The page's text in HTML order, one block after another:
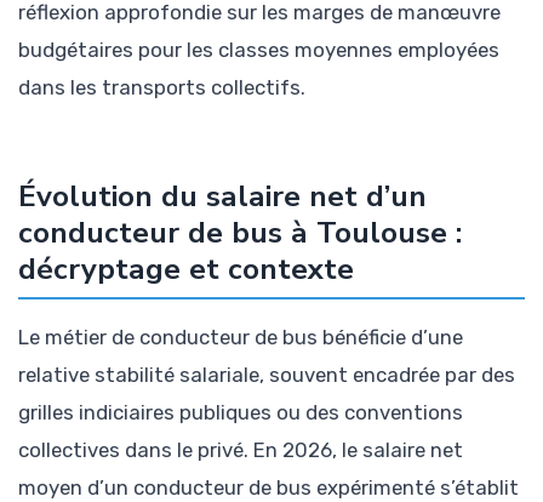
réflexion approfondie sur les marges de manœuvre
budgétaires pour les classes moyennes employées
dans les transports collectifs.
Évolution du salaire net d’un
conducteur de bus à Toulouse :
décryptage et contexte
Le métier de conducteur de bus bénéficie d’une
relative stabilité salariale, souvent encadrée par des
grilles indiciaires publiques ou des conventions
collectives dans le privé. En 2026, le salaire net
moyen d’un conducteur de bus expérimenté s’établit